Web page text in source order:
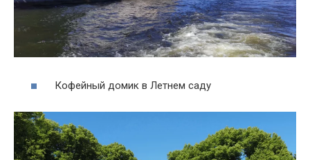
Кофейный домик в Летнем саду